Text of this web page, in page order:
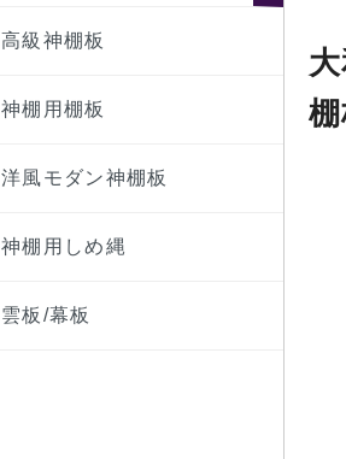
高級神棚板
神棚用棚板
洋風モダン神棚板
神棚用しめ縄
雲板/幕板